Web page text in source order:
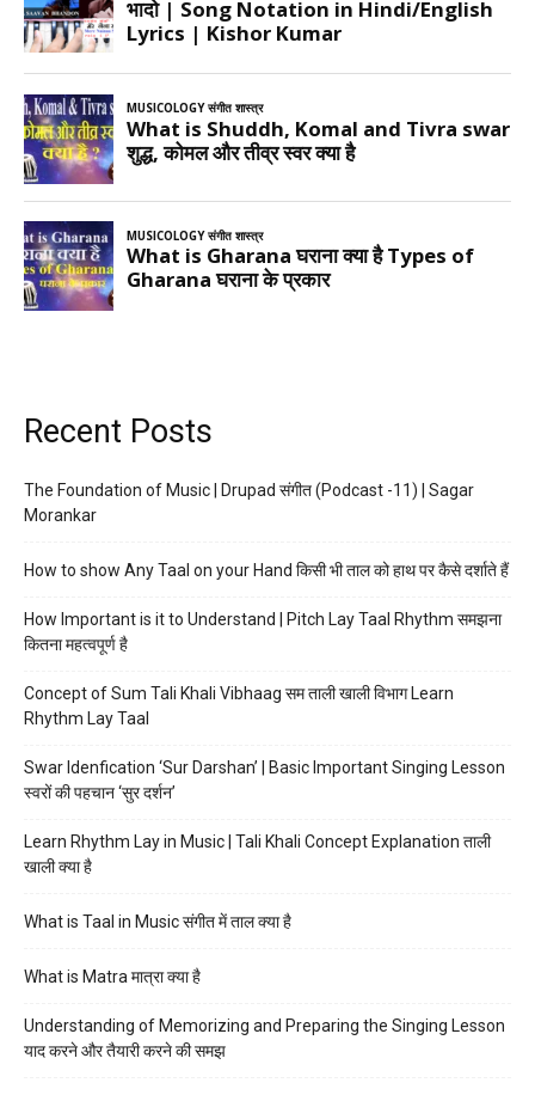
Recent Posts
The Foundation of Music | Drupad संगीत (Podcast -11) | Sagar
Morankar
How to show Any Taal on your Hand किसी भी ताल को हाथ पर कैसे दर्शाते हैं
How Important is it to Understand | Pitch Lay Taal Rhythm समझना
कितना महत्वपूर्ण है
Concept of Sum Tali Khali Vibhaag सम ताली खाली विभाग Learn
Rhythm Lay Taal
Swar Idenfication ‘Sur Darshan’ | Basic Important Singing Lesson
स्वरों की पहचान ‘सुर दर्शन’
Learn Rhythm Lay in Music | Tali Khali Concept Explanation ताली
खाली क्या है
What is Taal in Music संगीत में ताल क्या है
What is Matra मात्रा क्या है
Understanding of Memorizing and Preparing the Singing Lesson
याद करने और तैयारी करने की समझ